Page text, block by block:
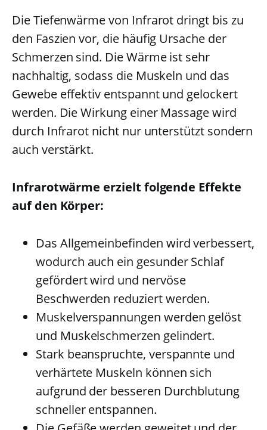
Die Tiefenwärme von Infrarot dringt bis zu
den Faszien vor, die häufig Ursache der
Schmerzen sind. Die Wärme ist sehr
nachhaltig, sodass die Muskeln und das
Gewebe effektiv entspannt und gelockert
werden. Die Wirkung einer Massage wird
durch Infrarot nicht nur unterstützt sondern
auch verstärkt.
Infrarotwärme erzielt folgende Effekte
auf den Körper:
Das Allgemeinbefinden wird verbessert,
wodurch auch ein gesunder Schlaf
gefördert wird und nervöse
Beschwerden reduziert werden.
Muskelverspannungen werden gelöst
und Muskelschmerzen gelindert.
Stark beanspruchte, verspannte und
verhärtete Muskeln können sich
aufgrund der besseren Durchblutung
schneller entspannen.